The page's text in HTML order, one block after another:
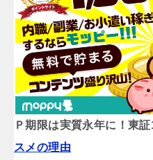
Ｐ期限は実質永年に！東
スメの理由